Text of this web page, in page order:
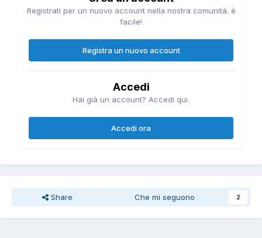
Registrati per un nuovo account nella nostra comunità. è
facile!
Registra un nuovo account
Accedi
Hai già un account? Accedi qui.
Accedi ora
Share Che mi seguono 2